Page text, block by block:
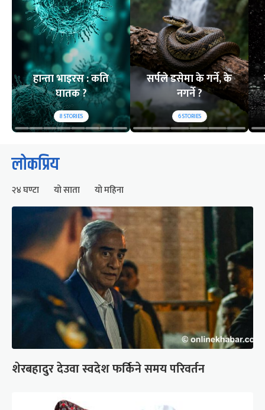
हान्ता भाइरस : कति
घातक ?
8STORIES
सर्पले डसेमा के गर्ने, के
नगर्ने ?
6STORIES
लोकप्रिय
२४ घण्टा यो साता यो महिना
शेरबहादुर देउवा स्वदेश फर्किने समय परिवर्तन